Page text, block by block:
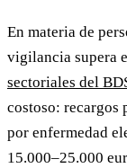
En materia de
vigilancia supera
sectoriales del
costoso: recargos
por enfermedad
15.000–25.000